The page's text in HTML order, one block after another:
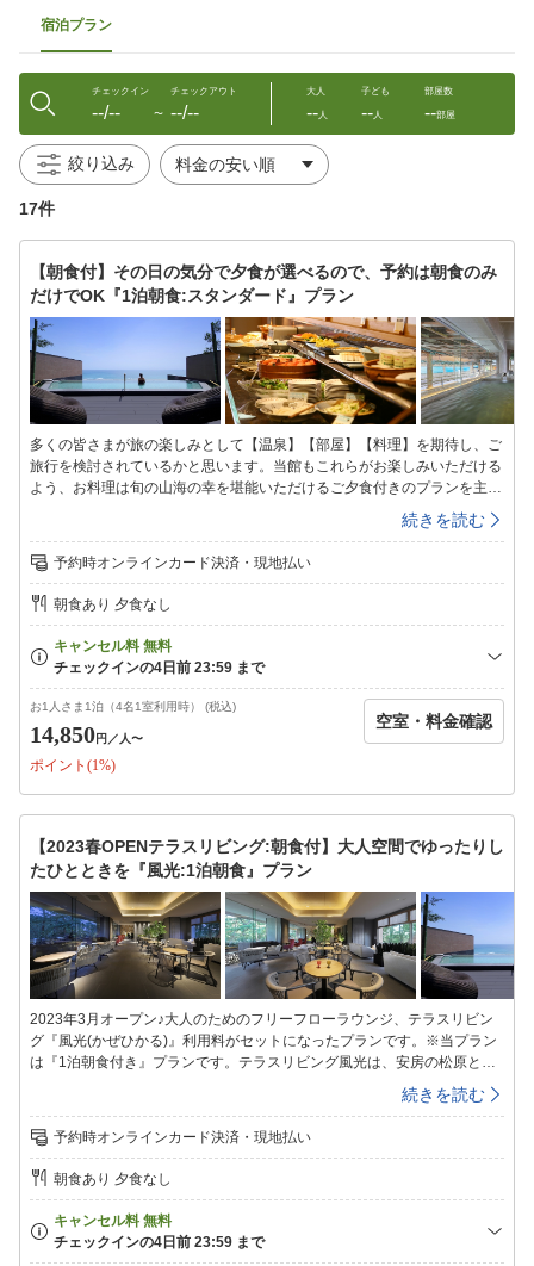
金庫宿泊プラン
チェックイン
--/-- 〜
チェックアウト
--/--
大人
--人
子ども
-- 人
部屋数
--部屋
絞り込み
17件
【朝食付】その日の気分で夕食が選べるので、予約は朝食のみ
だけでOK『1泊朝食:スタンダード』プラン
多くの皆さまが旅の楽しみとして【温泉】【部屋】【料理】を期待し、ご
旅行を検討されているかと思います。当館もこれらがお楽しみいただける
よう、お料理は旬の山海の幸を堪能いただけるご夕食付きのプランを主に
ご用意しております。しかしながら‥『苦手な食材やアレルギーがあり、
いつも食事の心配をして宿泊をしている』『仕事のあとに出発し遅い時間
のチェックイン。明日1日だけのお休みをたっぷり満喫したい』『2泊以上
でゆっくりと。夕食は宿の和食会席他、地元の美味しいお店にも出かけて
鴨川の食を楽しみたい』など【食】に対する皆さまのご要望も様々かと思
います。その様なご要望にお応え出来るよう、新しい鴨川館でのご夕食は
その日の気分できままにご夕食が選べる「泊食分離」。『1泊朝食付きプ
ラン』のご予約もオススメです。【ご夕食】当プランは、宿泊料金にご夕
食は含まれておりません。館内の「板前ライブダイニングMAIWAI」で
は、厨房での様子が伺える臨場感のある空間で、事前予約無しでお食事が
お楽しみいただけます。その他、和食会席を楽しむ個室食事処や、お泊り
のお部屋でのお部屋食など、オプションも承ります。※個室食・お部屋食
は何れも前日までの予約制です。※個室食は席が満席時など、ご用意が出
い。【ご朝食】ダイニングでの和洋ビュッフェ又はお部屋にて和食朝食膳
です。※お部屋へのご用意は、お部屋タイプ毎にご用意の可否・可能人数
制限(詳しくは各お部屋タイプ説明をご確認下さい)があり、当日17時まで
のお申込分までとなります。※館内には、名物ラーメンや地元のおつまみ
などをご用意した夜食処，茶寮「あわ路(20:30〜23:00(L/O22:30)」もご
ざいます。※ダイニングMAIWAIは、特別期間(GW・お盆・年末年始)は限
定メニューで営業の場合もございます。※21時以降のチェックイン時は、
ナイトフロント対応となり、予めお部屋にお布団を敷かせていただく事も
ございます。※当館の客室は【全室禁煙】でのご用意となります。
続きを読む
予約時オンラインカード決済・現地払い
朝食あり 夕食なし
お1人さま1泊（4名1室利用時） (税込)
14,850円 ／人〜
ポイント(1%)
空室・料金確認
【2023春OPENテラスリビング:朝食付】大人空間でゆったりし
たひとときを『風光:1泊朝食』プラン
2023年3月オープン♪大人のためのフリーフローラウンジ、テラスリビン
グ『風光(かぜひかる)』利用料がセットになったプランです。※当プラン
は『1泊朝食付き』プランです。テラスリビング風光は、安房の松原と一
体になれるテラスの開放感と、リビングのような寛ぎ感が同居するエグゼ
クティブ空間。クラフトビールや千葉の地酒、ワイン、コーヒー、紅茶、
風光限定ベジブロススープなどを郷土のつまみと共に大人の空間をフリー
フロースタイルで楽しめます。自由度の高いパブリックスペースで『旅館
で過ごす時間の新しい楽しさや幸福感を堪能いただきたい』そんな思いを
カタチにした、家ともお泊りの部屋とも違う、鴨川館のココロばかりを体
験下さい。◆◇プラン内容◆◇チェックイン時間前の14:00〜ご滞在中
は、テラスリビング風光をご自由にご利用いただけます。チェックイン手
続きもご希望で風光にて行わせていただき、ひき続き風光をご利用の方は
続きを読む
予約時オンラインカード決済・現地払い
朝食あり 夕食なし